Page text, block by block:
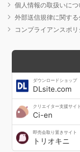
個人情報の取扱いにつ
外部送信規律に関する
コンプライアンスポリ
ダウンロードショップ
DLsite.com
クリエイター支援サイト
Ci-en
即売会取り置きサイト
トリオキニ